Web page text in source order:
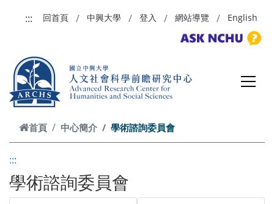
:::
回首頁 中興大學 登入 網站導覽 English
首頁 中心簡介 學術諮詢委員會
:::
學術諮詢委員會